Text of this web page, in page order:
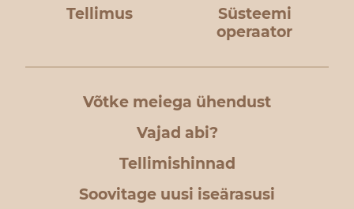
Tellimus
Süsteemi
operaator
Võtke meiega ühendust
Vajad abi?
Tellimishinnad
Soovitage uusi iseärasusi